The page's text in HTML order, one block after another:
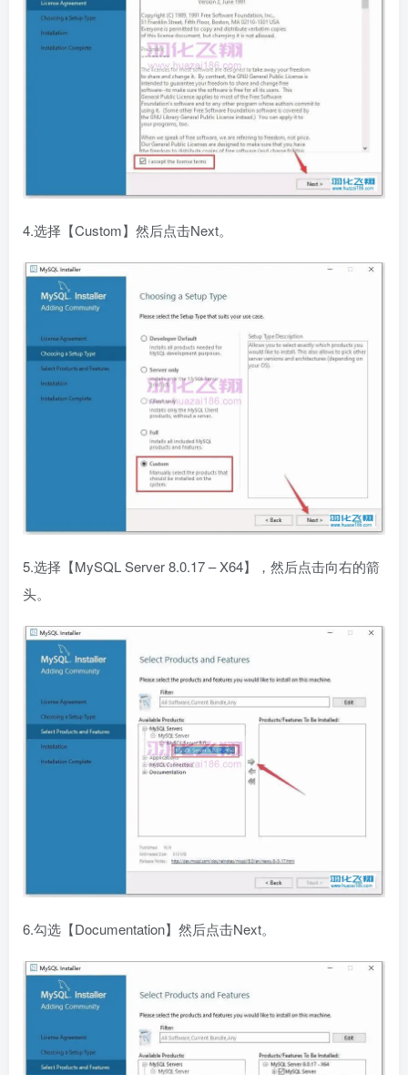
4.选择【Custom】然后点击Next。
5.选择【MySQL Server 8.0.17 – X64】，然后点击向右的箭
头。
6.勾选【Documentation】然后点击Next。